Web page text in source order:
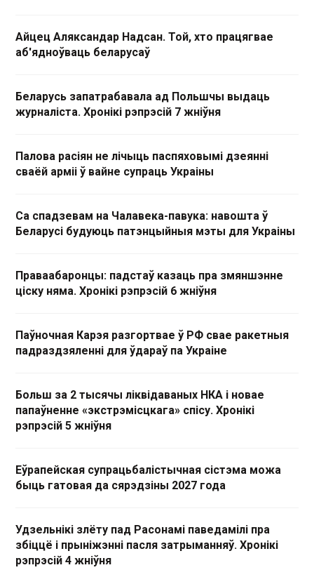
Айцец Аляксандар Надсан. Той, хто працягвае
аб'ядноўваць беларусаў
Беларусь запатрабавала ад Польшчы выдаць
журналіста. Хронікі рэпрэсій 7 жніўня
Палова расіян не лічыць паспяховымі дзеянні
сваёй арміі ў вайне супраць Украіны
Са спадзевам на Чалавека-павука: навошта ў
Беларусі будуюць патэнцыйныя мэты для Украіны
Праваабаронцы: падстаў казаць пра змяншэнне
ціску няма. Хронікі рэпрэсій 6 жніўня
Паўночная Карэя разгортвае ў РФ свае ракетныя
падраздзяленні для ўдараў па Украіне
Больш за 2 тысячы ліквідаваных НКА і новае
папаўненне «экстрэмісцкага» спісу. Хронікі
рэпрэсій 5 жніўня
Еўрапейская супрацьбалістычная сістэма можа
быць гатовая да сярэдзіны 2027 года
Удзельнікі злёту пад Расонамі паведамілі пра
збіццё і прыніжэнні пасля затрыманняў. Хронікі
рэпрэсій 4 жніўня